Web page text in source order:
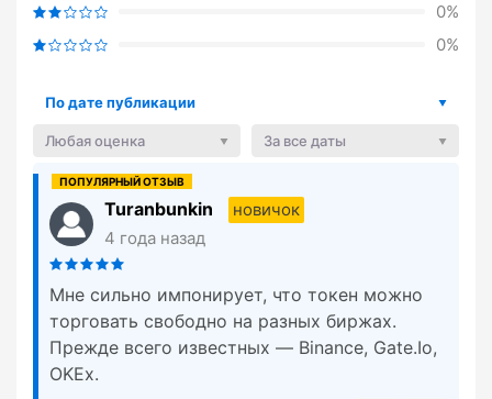
0%
0%
По дате публикации
Любая оценка За все даты
Turanbunkin
новичок
4 года назад
Мне сильно импонирует, что токен можно
торговать свободно на разных биржах.
Прежде всего известных — Binance, Gate.Io,
OKEx.